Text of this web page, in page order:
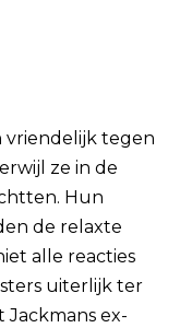
vriendelijk tegen
ze in de
Hun
de relaxte
alle reacties
uiterlijk ter
Jackmans ex-